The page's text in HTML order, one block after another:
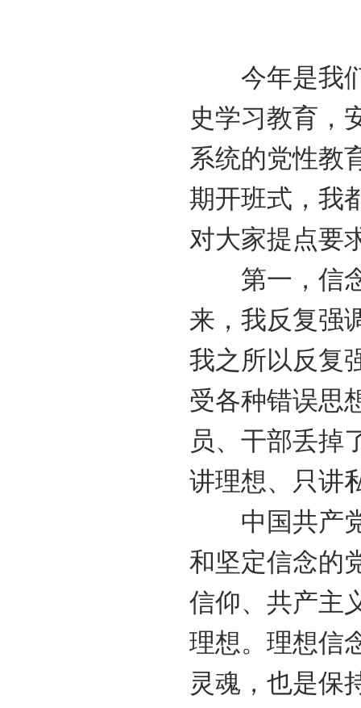
今年是我们
史学习教育，
系统的党性教
期开班式，我
对大家提点要
第一，信念
来，我反复强
我之所以反复
受各种错误思
员、干部丢掉
讲理想、只讲
中国共产党
和坚定信念的
信仰、共产主
理想。理想信
灵魂，也是保